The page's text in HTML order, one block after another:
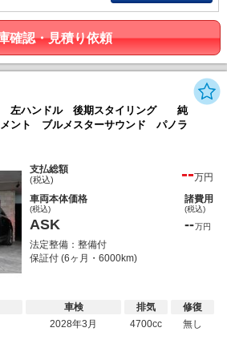
確認・見積り依頼
左ハンドル 後期スタイリング 純
メント ブルメスターサウンド パノラ
支払総額
(税込) --万円
車両本体価格
(税込)
ASK
諸費用
(税込)
--万円
法定整備：整備付
保証付 (6ヶ月・6000km)
車検
2028年3月
排気
4700cc
修復
無し